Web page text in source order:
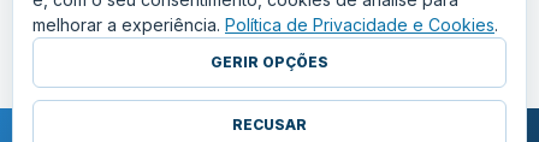
Como Ganhar mais Obras
Perguntas Frequentes
melhorar a experiência. Política de Privacidade e Cookies.
GERIR OPÇÕES
RECUSAR